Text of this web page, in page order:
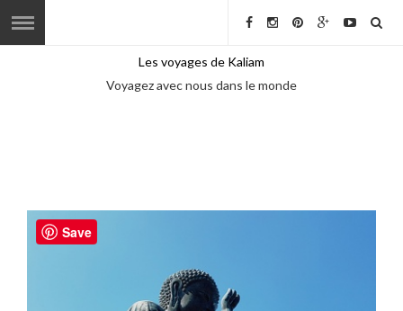
Les voyages de Kaliam
Voyagez avec nous dans le monde
Save